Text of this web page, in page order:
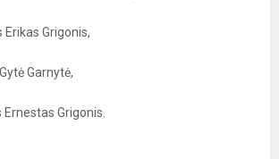
Grigonis,
Garnytė,
Grigonis.